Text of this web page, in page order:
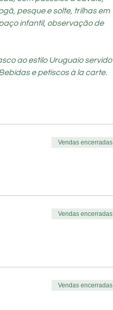
pesque e solte, trilhas em
infantil, observação de
ao estilo Uruguaio servido
e petiscos à la carte.
Vendas encerradas
Vendas encerradas
Vendas encerradas